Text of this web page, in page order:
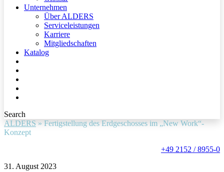
Unternehmen
Über ALDERS
Serviceleistungen
Karriere
Mitgliedschaften
Katalog
Search
ALDERS » Fertigstellung des Erdgeschosses im „New Work“-
Konzept
+49 2152 / 8955-0
31. August 2023